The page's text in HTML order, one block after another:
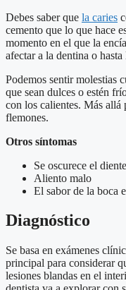
Debes saber que la caries
cemento que lo que hace
momento en el que la
afectar a la dentina o
Podemos sentir molestias
que sean dulces o estén
con los calientes. Más allá
flemones.
Otros síntomas
Se oscurece el diente
Aliento malo
El sabor de la boca
Diagnóstico
Se basa en exámenes
principal para considerar
lesiones blandas en el